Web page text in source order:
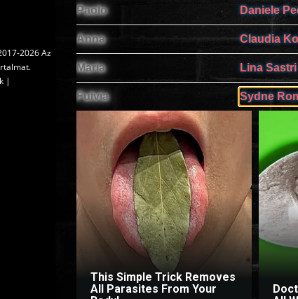
2026 Az
|
Paolo Daniele
Anna Claudia
Maria Lina Sastri
Fulvia Sydne
This Simple Trick Removes
All Parasites From Your